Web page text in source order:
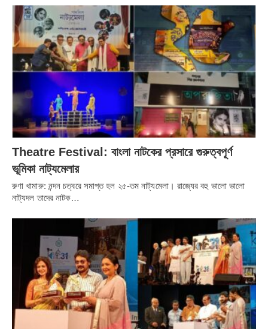
Share it
Theatre Festival: বাংলা নাটকের প্রসারে গুরুত্বপূর্ণ
ভূমিকা নাট্যমেলার
রুণা খামারু: নন্দন চত্বরে সমাপ্ত হল ২৫-তম নাট্যমেলা। রাজ্যের বহু ভালো ভালো
নাট্যদল তাদের নাটক…